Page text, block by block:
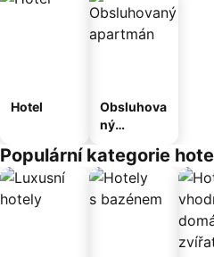
Hotel
Obsluhova
ný
Populární kategorie